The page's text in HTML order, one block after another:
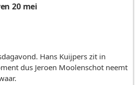
20 mei
Hans Kuijpers zit in
dus Jeroen Moolenschot neemt